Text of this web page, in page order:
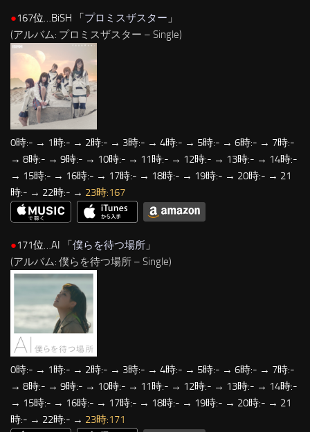
●167位…BiSH 「プロミスザスター 」
(アルバム: プロミスザスター – Single)
0時:- → 1時:- → 2時:- → 3時:- → 4時:- → 5時:- → 6時:- → 7時:-
→ 8時:- → 9時:- → 10時:- → 11時:- → 12時:- → 13時:- → 14時:-
→ 15時:- → 16時:- → 17時:- → 18時:- → 19時:- → 20時:- → 21
時:- → 22時:- → 23時:167
●171位…AI 「僕らを待つ場所 」
(アルバム: 僕らを待つ場所 – Single)
0時:- → 1時:- → 2時:- → 3時:- → 4時:- → 5時:- → 6時:- → 7時:-
→ 8時:- → 9時:- → 10時:- → 11時:- → 12時:- → 13時:- → 14時:-
→ 15時:- → 16時:- → 17時:- → 18時:- → 19時:- → 20時:- → 21
時:- → 22時:- → 23時:171